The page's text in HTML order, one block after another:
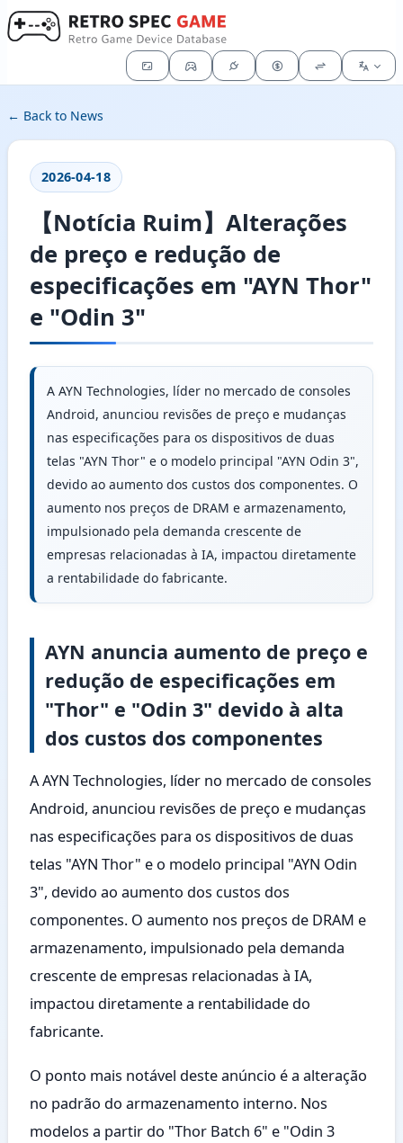
← Back to News
2026-04-18
【Notícia Ruim】Alterações
de preço e redução de
especificações em "AYN Thor"
e "Odin 3"
A AYN Technologies, líder no mercado de consoles
Android, anunciou revisões de preço e mudanças
nas especificações para os dispositivos de duas
telas "AYN Thor" e o modelo principal "AYN Odin 3",
devido ao aumento dos custos dos componentes. O
aumento nos preços de DRAM e armazenamento,
impulsionado pela demanda crescente de
empresas relacionadas à IA, impactou diretamente
a rentabilidade do fabricante.
AYN anuncia aumento de preço e
redução de especificações em
"Thor" e "Odin 3" devido à alta
dos custos dos componentes
A AYN Technologies, líder no mercado de consoles
Android, anunciou revisões de preço e mudanças
nas especificações para os dispositivos de duas
telas "AYN Thor" e o modelo principal "AYN Odin
3", devido ao aumento dos custos dos
componentes. O aumento nos preços de DRAM e
armazenamento, impulsionado pela demanda
crescente de empresas relacionadas à IA,
impactou diretamente a rentabilidade do
fabricante.
O ponto mais notável deste anúncio é a alteração
no padrão do armazenamento interno. Nos
modelos a partir do "Thor Batch 6" e "Odin 3